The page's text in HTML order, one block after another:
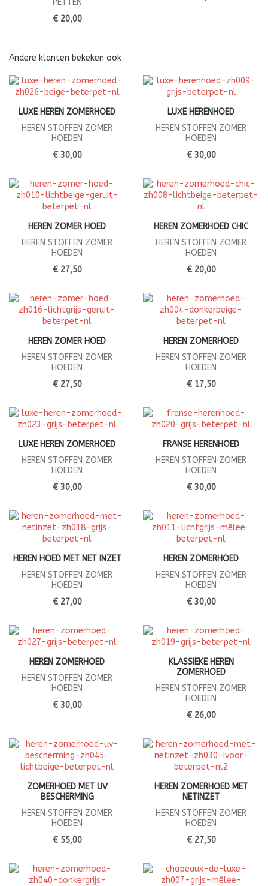
PETTEN
€ 20,00
Andere klanten bekeken ook
LUXE HEREN ZOMERHOED
HEREN STOFFEN ZOMER
HOEDEN
€ 30,00
LUXE HERENHOED
HEREN STOFFEN ZOMER
HOEDEN
€ 30,00
HEREN ZOMER HOED
HEREN STOFFEN ZOMER
HOEDEN
€ 27,50
HEREN ZOMERHOED CHIC
HEREN STOFFEN ZOMER
HOEDEN
€ 20,00
HEREN ZOMER HOED
HEREN STOFFEN ZOMER
HOEDEN
€ 27,50
HEREN ZOMERHOED
HEREN STOFFEN ZOMER
HOEDEN
€ 17,50
LUXE HEREN ZOMERHOED
HEREN STOFFEN ZOMER
HOEDEN
€ 30,00
FRANSE HERENHOED
HEREN STOFFEN ZOMER
HOEDEN
€ 30,00
HEREN HOED MET NET INZET
HEREN STOFFEN ZOMER
HOEDEN
€ 27,00
HEREN ZOMERHOED
HEREN STOFFEN ZOMER
HOEDEN
€ 30,00
HEREN ZOMERHOED
HEREN STOFFEN ZOMER
HOEDEN
€ 30,00
KLASSIEKE HEREN
ZOMERHOED
HEREN STOFFEN ZOMER
HOEDEN
€ 26,00
ZOMERHOED MET UV
BESCHERMING
HEREN STOFFEN ZOMER
HOEDEN
€ 55,00
HEREN ZOMERHOED MET
NETINZET
HEREN STOFFEN ZOMER
HOEDEN
€ 27,50